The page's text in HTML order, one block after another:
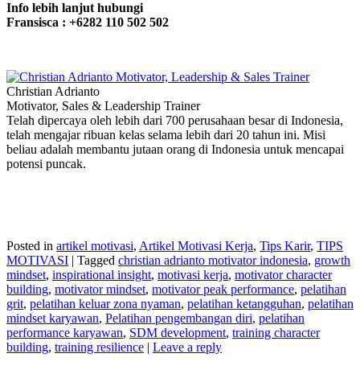
Info lebih lanjut hubungi
Fransisca : +6282 110 502 502
Christian Adrianto
Motivator, Sales & Leadership Trainer
Telah dipercaya oleh lebih dari 700 perusahaan besar di Indonesia,
telah mengajar ribuan kelas selama lebih dari 20 tahun ini. Misi
beliau adalah membantu jutaan orang di Indonesia untuk mencapai
potensi puncak.
Posted in artikel motivasi, Artikel Motivasi Kerja, Tips Karir, TIPS
MOTIVASI | Tagged christian adrianto motivator indonesia, growth
mindset, inspirational insight, motivasi kerja, motivator character
building, motivator mindset, motivator peak performance, pelatihan
grit, pelatihan keluar zona nyaman, pelatihan ketangguhan, pelatihan
mindset karyawan, Pelatihan pengembangan diri, pelatihan
performance karyawan, SDM development, training character
building, training resilience | Leave a reply